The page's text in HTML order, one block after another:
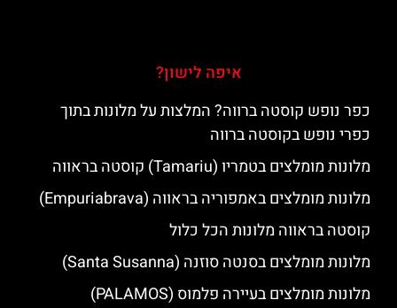
איפה לישון?
כפר נופש קוסטה ברווה? המלצות על מלונות בתוך
כפרי נופש בקוסטה ברווה
מלונות מומלצים בטמריו (Tamariu) קוסטה בראווה
מלונות מומלצים באמפוריה בראווה (Empuriabrava)
קוסטה בראווה מלונות הכל כלול
מלונות מומלצים בסנטה סוזנה (Santa Susanna)
מלונות מומלצים בעיירה פלמוס (PALAMOS)